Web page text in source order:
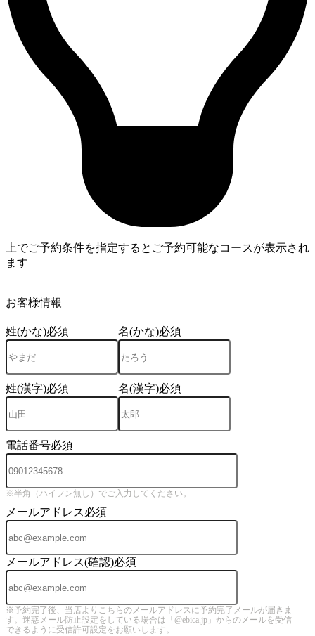
上でご予約条件を指定するとご予約可能なコースが表示され
ます
お客様情報
姓(かな)必須 名(かな)必須
姓(漢字)必須 名(漢字)必須
電話番号必須
※半角（ハイフン無し）でご入力してください。
メールアドレス必須
メールアドレス(確認)必須
※予約完了後、当店よりこちらのメールアドレスに予約完了メールが届きま
す。迷惑メール防止設定をしている場合は「@ebica.jp」からのメールを受信
できるように受信許可設定をお願いします。